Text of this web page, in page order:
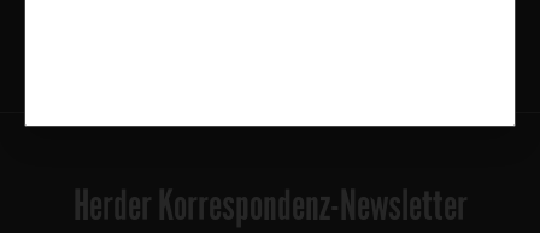
Herder Korrespondenz-Newsletter